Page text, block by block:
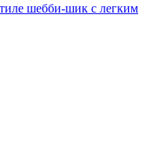
шебби-шик с легким